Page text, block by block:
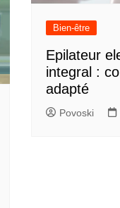
Bien-être
Epilateur
integral :
adapté
Povoski